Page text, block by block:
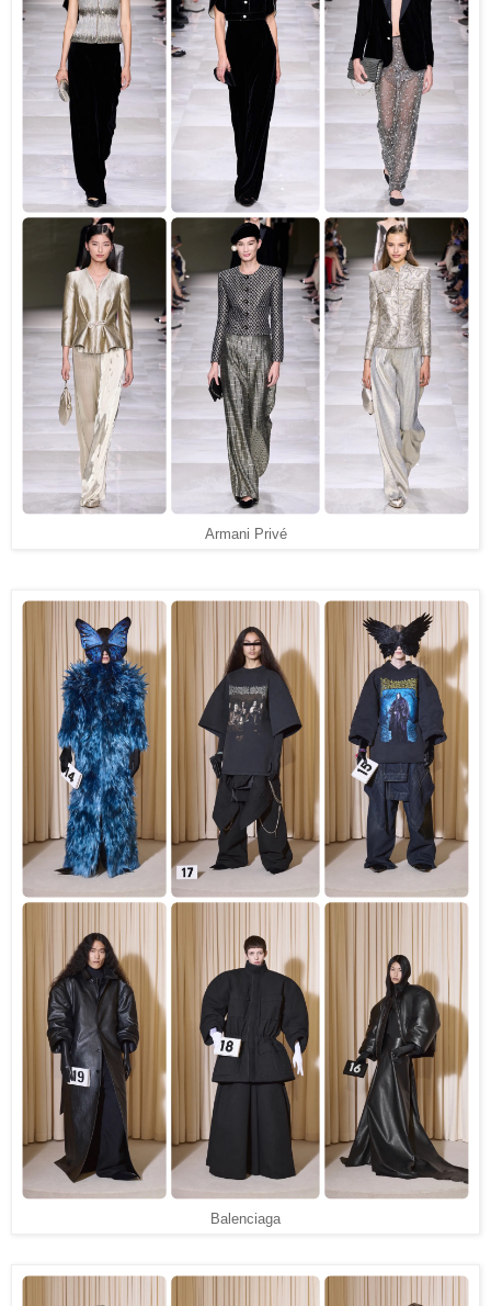
Armani Privé
Balenciaga